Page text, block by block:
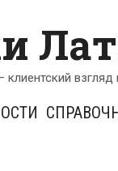
клиентский